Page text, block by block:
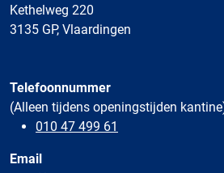
Kethelweg 220
3135 GP, Vlaardingen
Telefoonnummer
(Alleen tijdens openingstijden
010 47 499 61
Email